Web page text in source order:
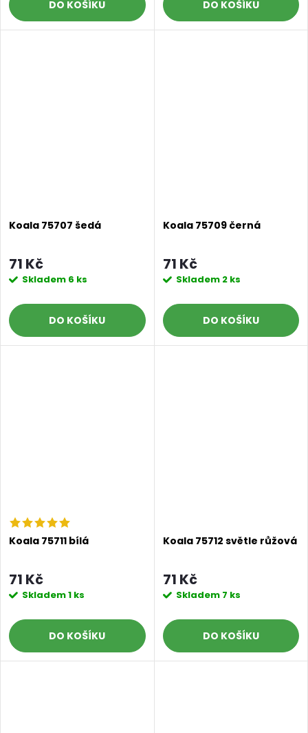
DO KOŠÍKU DO KOŠÍKU
Koala 75707 šedá
71 Kč
Skladem 6 ks
DO KOŠÍKU
Koala 75709 černá
71 Kč
Skladem 2 ks
DO KOŠÍKU
Koala 75711 bílá
71 Kč
Skladem1 ks
DO KOŠÍKU
Koala 75712 světle růžová
71 Kč
Skladem 7 ks
DO KOŠÍKU